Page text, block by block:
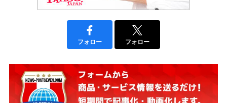
フォロー フォロー